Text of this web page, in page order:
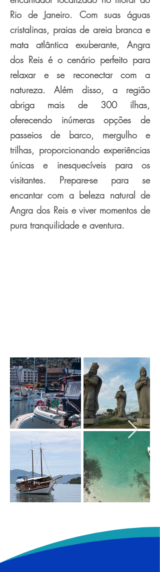
Rio de Janeiro. Com suas águas
cristalinas, praias de areia branca e
mata atlântica exuberante, Angra
dos Reis é o cenário perfeito para
relaxar e se reconectar com a
natureza. Além disso, a região
abriga mais de 300 ilhas,
oferecendo inúmeras opções de
passeios de barco, mergulho e
trilhas, proporcionando experiências
únicas e inesquecíveis para os
visitantes. Prepare-se para se
encantar com a beleza natural de
Angra dos Reis e viver momentos de
pura tranquilidade e aventura.